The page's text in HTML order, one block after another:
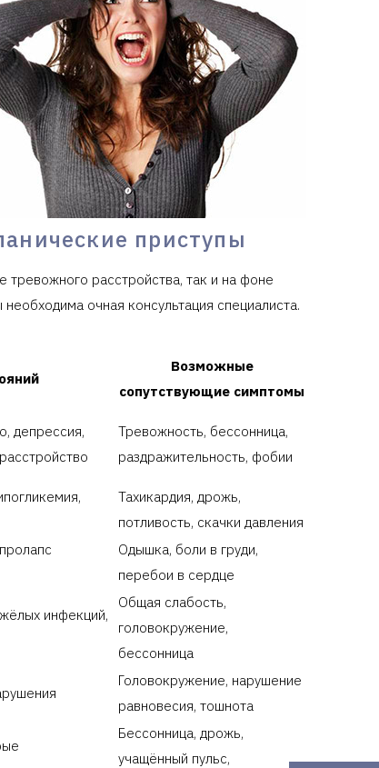
приступы
тревожного расстройства, так и на фоне
очная консультация специалиста.
Возможные
сопутствующие симптомы
депрессия,
Тревожность, бессонница,
раздражительность, фобии
Тахикардия, дрожь,
потливость, скачки давления
Одышка, боли в груди,
перебои в сердце
инфекций,
Общая слабость,
головокружение,
бессонница
Головокружение, нарушение
равновесия, тошнота
Бессонница, дрожь,
учащённый пульс,